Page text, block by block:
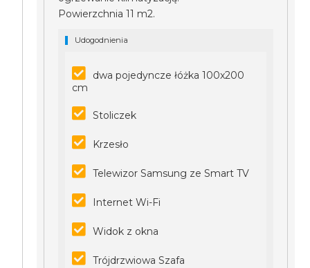
Powierzchnia 11 m2.
Udogodnienia
dwa pojedyncze łóżka 100x200
cm
Stoliczek
Krzesło
Telewizor Samsung ze Smart TV
Internet Wi-Fi
Widok z okna
Trójdrzwiowa Szafa